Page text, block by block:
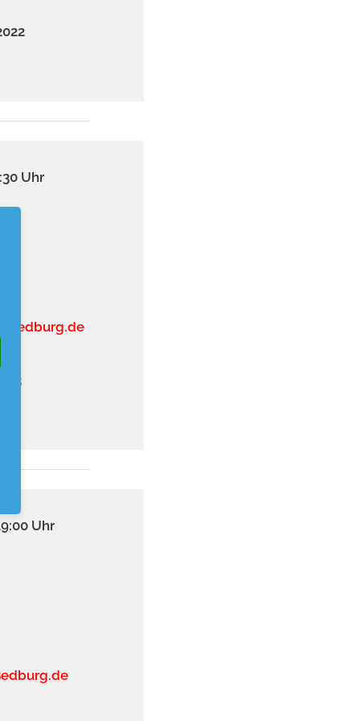
Uhr
Bedburg.de
Uhr